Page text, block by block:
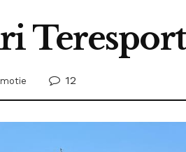
Teresport
12